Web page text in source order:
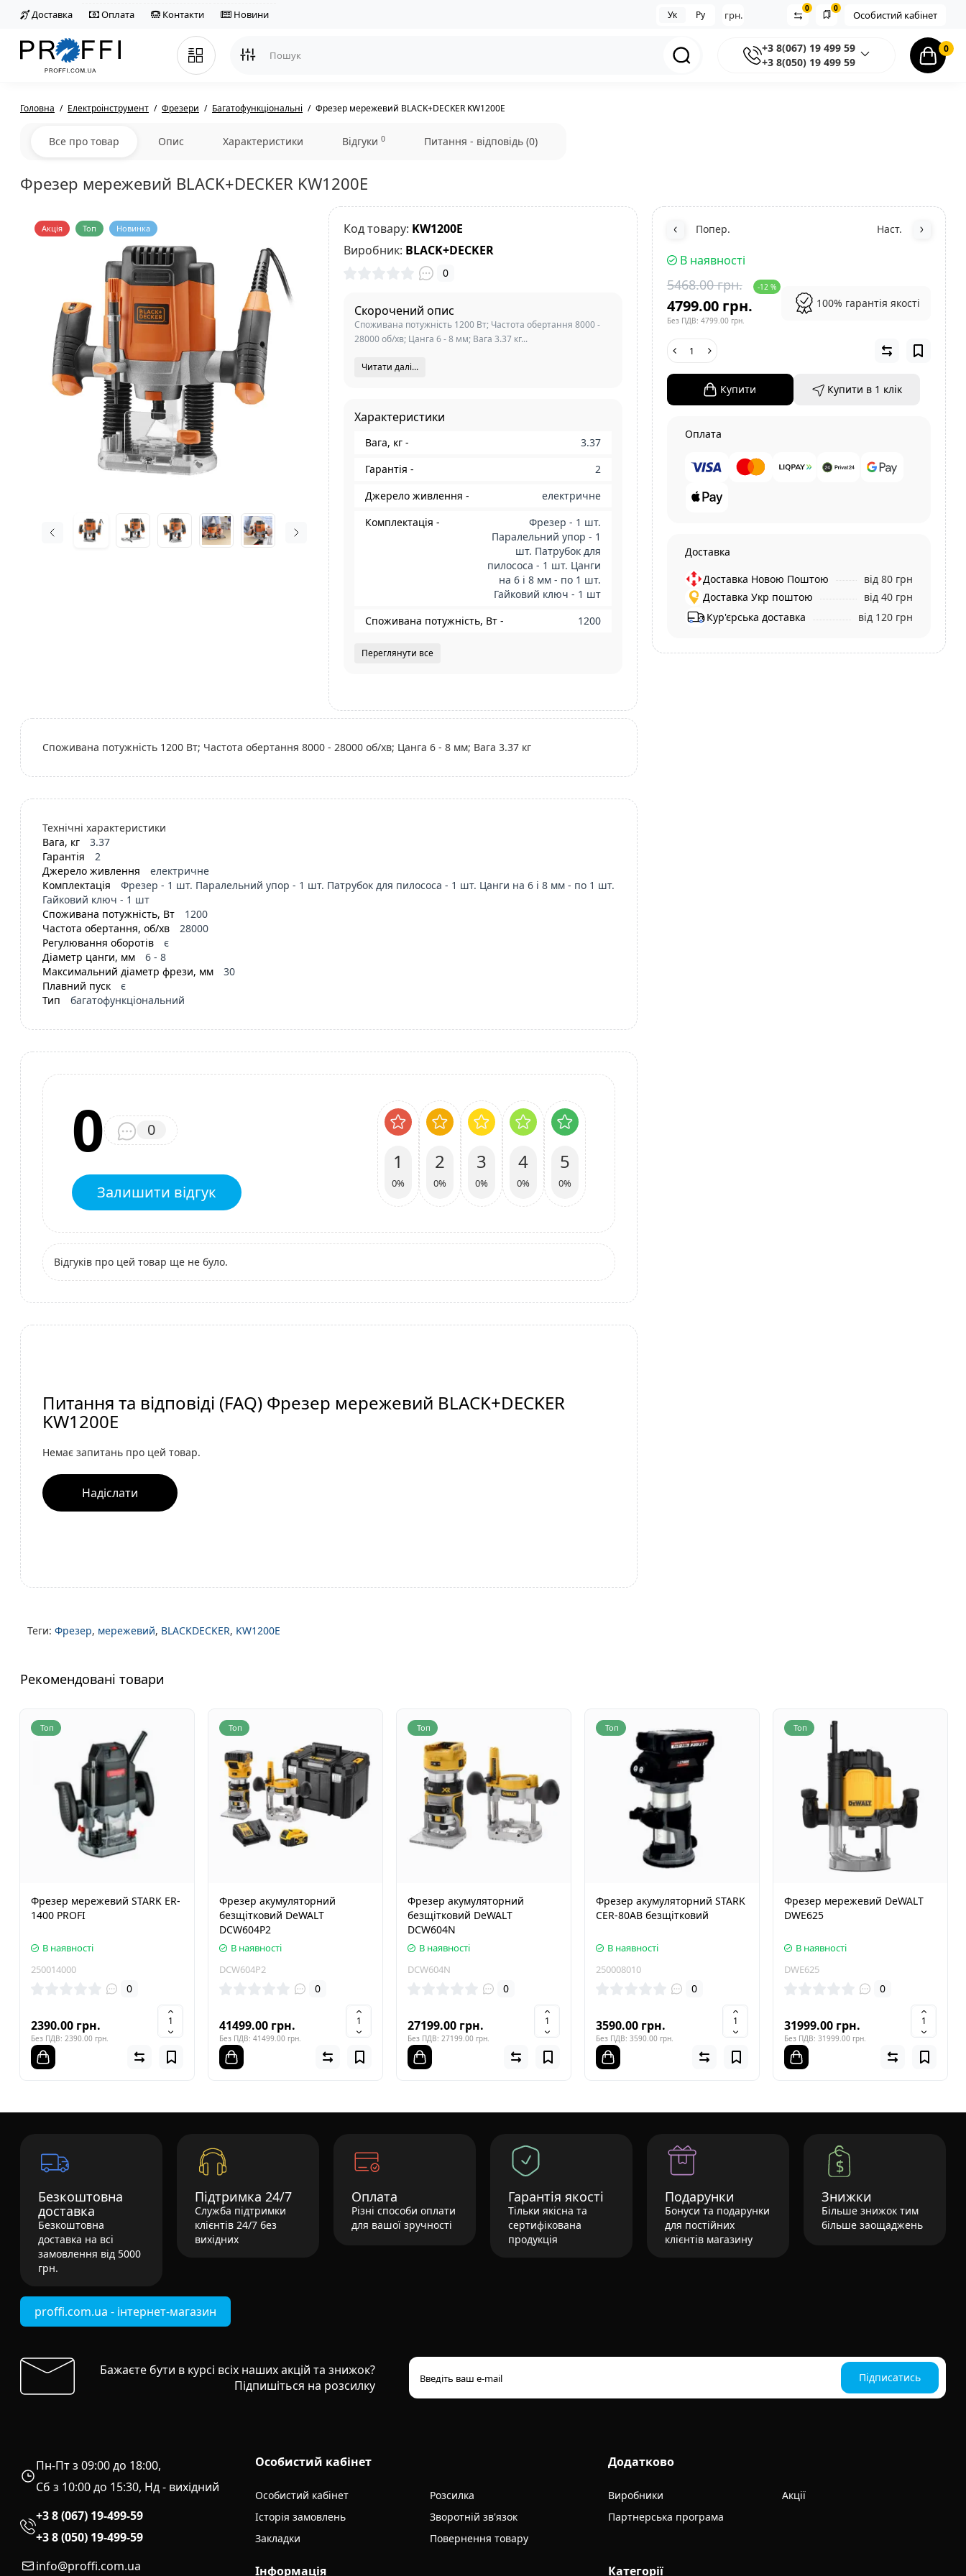
Доставка Оплата Контакти Новини Особистий кабінет
0
0
грн.
Ук Ру
+3 8(067) 19 499 59
+3 8(050) 19 499 59
0
Головна Електроінструмент Фрезери Багатофункціональні Фрезер мережевий BLACK+DECKER KW1200E
Все про товар Опис Характеристики Відгуки 0 Питання - відповідь (0)
Фрезер мережевий BLACK+DECKER KW1200E
Акція Топ Новинка Код товару: KW1200E
Виробник: BLACK+DECKER
0
Скорочений опис
Споживана потужність 1200 Вт; Частота обертання 8000 -
28000 об/хв; Цанга 6 - 8 мм; Вага 3.37 кг...
Читати далі...
Характеристики
Вага, кг -
3.37
Гарантія -
2
Джерело живлення -
електричне
Комплектація -
Фрезер - 1 шт.
Паралельний упор - 1
шт. Патрубок для
пилососа - 1 шт. Цанги
на 6 і 8 мм - по 1 шт.
Гайковий ключ - 1 шт
Споживана потужність, Вт -
1200
Переглянути все
Попер. Наст.
В наявності
5468.00 грн. -12 %
4799.00 грн.
Без ПДВ: 4799.00 грн.
100% гарантія якості
Купити Купити в 1 клiк
Оплата
Доставка
Доставка Новою Поштою
від 80 грн
Доставка Укр поштою
від 40 грн
Кур'єрська доставка
від 120 грн
Споживана потужність 1200 Вт; Частота обертання 8000 - 28000 об/хв; Цанга 6 - 8 мм; Вага 3.37 кг
Технічні характеристики
Вага, кг
3.37
Гарантія
2
Джерело живлення
електричне
Комплектація
Фрезер - 1 шт. Паралельний упор - 1 шт. Патрубок для пилососа - 1 шт. Цанги на 6 і 8 мм - по 1 шт.
Гайковий ключ - 1 шт
Споживана потужність, Вт
1200
Частота обертання, об/хв
28000
Регулювання оборотів
є
Діаметр цанги, мм
6 - 8
Максимальний діаметр фрези, мм
30
Плавний пуск
є
Тип
багатофункціональний
0 0
Залишити відгук
1
0%
2
0%
3
0%
4
0%
5
0%
Відгуків про цей товар ще не було.
Питання та відповіді (FAQ) Фрезер мережевий BLACK+DECKER
KW1200E
Немає запитань про цей товар.
Надіслати
Теги: Фрезер, мережевий, BLACKDECKER, KW1200E
Рекомендовані товари
Топ
Фрезер мережевий STARK ER-
1400 PROFI
В наявності
250014000
0
2390.00 грн.
Без ПДВ: 2390.00 грн.
Топ
Фрезер акумуляторний
безщітковий DeWALT
DCW604P2
В наявності
DCW604P2
0
41499.00 грн.
Без ПДВ: 41499.00 грн.
Топ
Фрезер акумуляторний
безщітковий DeWALT
DCW604N
В наявності
DCW604N
0
27199.00 грн.
Без ПДВ: 27199.00 грн.
Топ
Фрезер акумуляторний STARK
CER-80AB безщітковий
В наявності
250008010
0
3590.00 грн.
Без ПДВ: 3590.00 грн.
Топ
Фрезер мережевий DeWALT
DWE625
В наявності
DWE625
0
31999.00 грн.
Без ПДВ: 31999.00 грн.
Безкоштовна
доставка
Безкоштовна
доставка на всі
замовлення від 5000
грн.
Підтримка 24/7
Служба підтримки
клієнтів 24/7 без
вихідних
Оплата
Різні способи оплати
для вашої зручності
Гарантія якості
Тільки якісна та
сертифікована
продукція
Подарунки
Бонуси та подарунки
для постійних
клієнтів магазину
Знижки
Більше знижок тим
більше заощаджень
proffi.com.ua - інтернет-магазин
Бажаєте бути в курсі всіх наших акцій та знижок?
Підпишіться на розсилку
Підписатись
Пн-Пт з 09:00 до 18:00,
Сб з 10:00 до 15:30, Нд - вихідний
+3 8 (067) 19-499-59
+3 8 (050) 19-499-59
info@proffi.com.ua
Особистий кабінет
Особистий кабінет
Історія замовлень
Закладки
Розсилка
Зворотній зв'язок
Повернення товару
Додатково
Виробники
Партнерська програма
Акції
Інформація Категорії